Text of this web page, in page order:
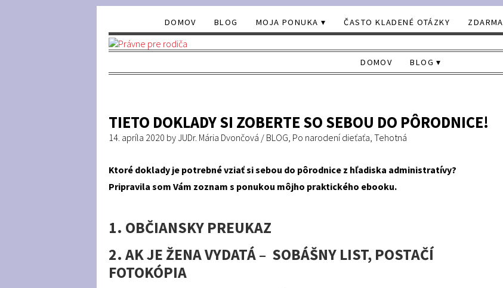
DOMOV BLOG MOJA PONUKA ČASTO KLADENÉ OTÁZKY ZDARMA
DOMOV BLOG
TIETO DOKLADY SI ZOBERTE SO SEBOU DO PÔRODNICE!
14. apríla 2020 byJUDr. Mária Dvončová / BLOG, Po narodení dieťaťa, Tehotná
Ktoré doklady je potrebné vziať si sebou do pôrodnice z hľadiska administratívy?
Pripravila som Vám zoznam s ponukou môjho praktického ebooku.
1. OBČIANSKY PREUKAZ
2. AK JE ŽENA VYDATÁ – SOBÁŠNY LIST, POSTAČÍ
FOTOKÓPIA